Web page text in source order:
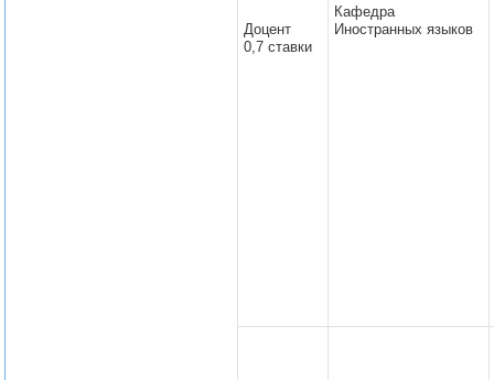
Доцент
0,7 ставки
Кафедра
Иностранных языков